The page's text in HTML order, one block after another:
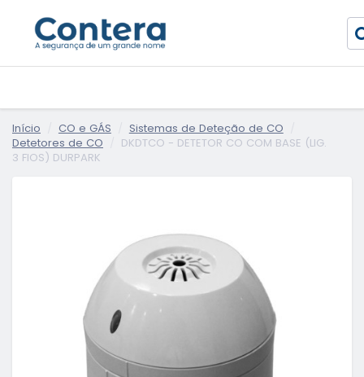
Início CO e GÁS
Sistemas de Deteção de CO
Detetores de CO
DKDTCO - DETETOR CO COM BASE (LIG.
3 FIOS) DURPARK